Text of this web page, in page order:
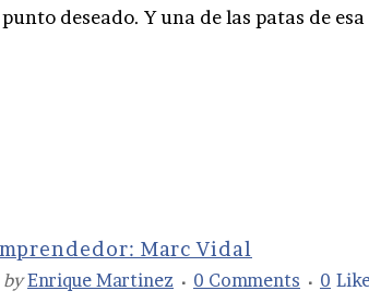
deseado. Y una de las patas de
Marc Vidal
byEnrique Martinez 0 Comments 0